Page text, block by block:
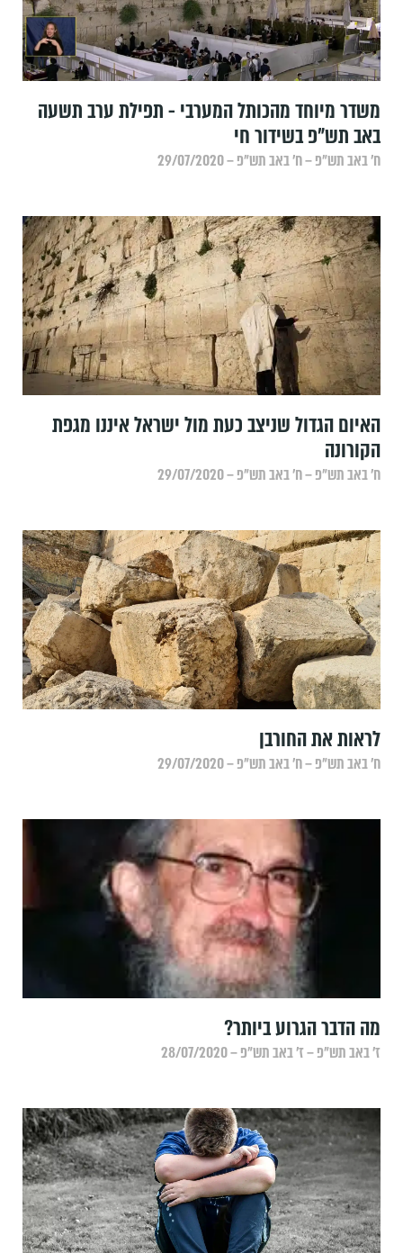
משדר מיוחד מהכותל המערבי - תפילת ערב תשעה
באב תש״פ בשידור חי
ח׳ באב תש״פ – ח׳ באב תש״פ – 29/07/2020
האיום הגדול שניצב כעת מול ישראל איננו מגפת
הקורונה
ח׳ באב תש״פ – ח׳ באב תש״פ – 29/07/2020
לראות את החורבן
ח׳ באב תש״פ – ח׳ באב תש״פ – 29/07/2020
מה הדבר הגרוע ביותר?
ז׳ באב תש״פ – ז׳ באב תש״פ – 28/07/2020